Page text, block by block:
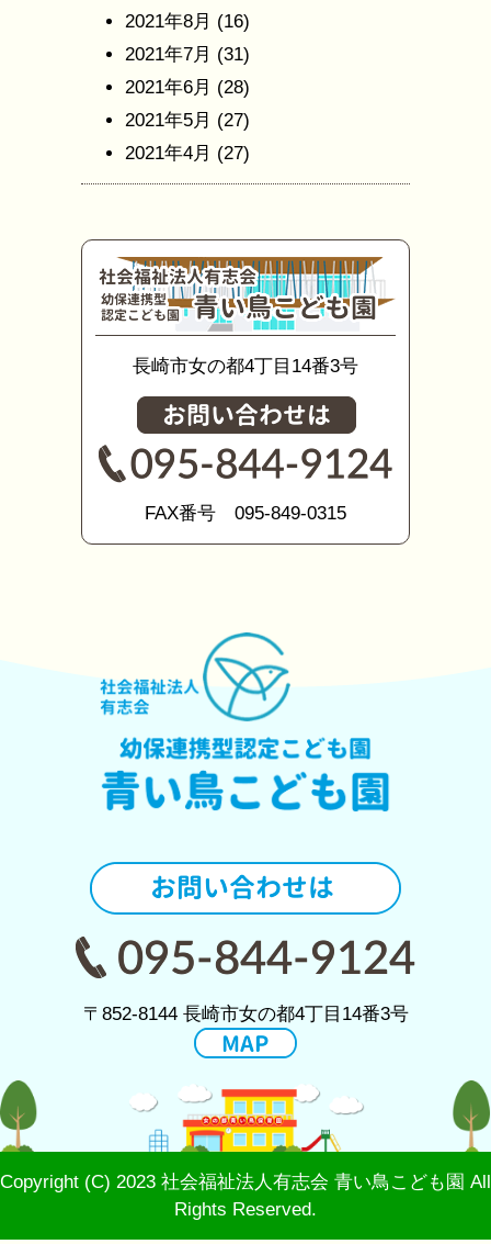
2021年8月 (16)
2021年7月 (31)
2021年6月 (28)
2021年5月 (27)
2021年4月 (27)
長崎市女の都4丁目14番3号
FAX番号 095-849-0315
〒852-8144 長崎市女の都4丁目14番3号
Copyright (C) 2023 社会福祉法人有志会 青い鳥こども園 All
Rights Reserved.